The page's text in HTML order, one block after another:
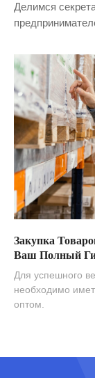
Делимся
Закупка
Ваш Полный
Для успешного
необходимо
оптом.